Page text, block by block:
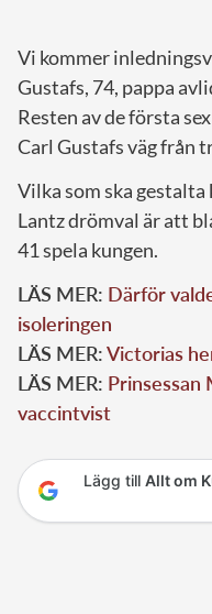
Vi kommer
Gustafs, 74, pappa
Resten av de första
Carl Gustafs väg från
Vilka som ska
Lantz drömval är att
41 spela kungen.
LÄS MER: Därför
isoleringen
LÄS MER:Victorias
LÄS MER: Prinsessan
vaccintvist
Lägg till Allt om